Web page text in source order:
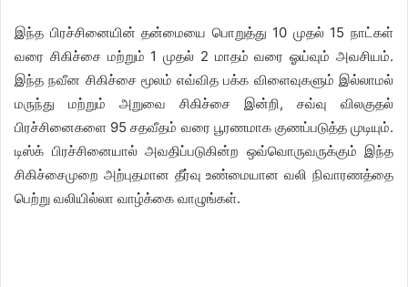
இந்த பிரச்சினையின் தன்மையை பொறுத்து 10 முதல் 15 நாட்கள்
வரை சிகிச்சை மற்றும் 1 முதல் 2 மாதம் வரை ஓய்வும் அவசியம்.
இந்த நவீன சிகிச்சை மூலம் எவ்வித பக்க விளைவுகளும் இல்லாமல்
மருந்து மற்றும் அறுவை சிகிச்சை இன்றி, சவ்வு விலகுதல்
பிரச்சினைகளை 95 சதவீதம் வரை பூரணமாக குணப்படுத்த முடியும்.
டிஸ்க் பிரச்சினையால் அவதிப்படுகின்ற ஒவ்வொருவருக்கும் இந்த
சிகிச்சைமுறை அற்புதமான தீர்வு உண்மையான வலி நிவாரணத்தை
பெற்று வலியில்லா வாழ்க்கை வாழுங்கள்.